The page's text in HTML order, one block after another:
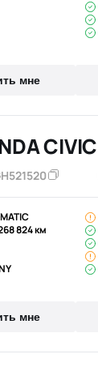
мне
CIVIC
824 км
мне